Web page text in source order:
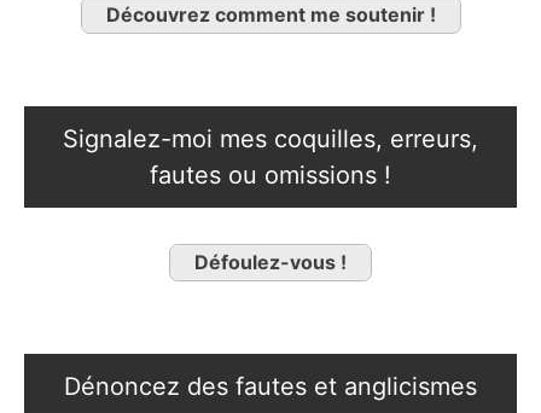
Découvrez comment me soutenir !
Signalez-moi mes coquilles, erreurs,
fautes ou omissions !
Défoulez-vous !
Dénoncez des fautes et anglicismes